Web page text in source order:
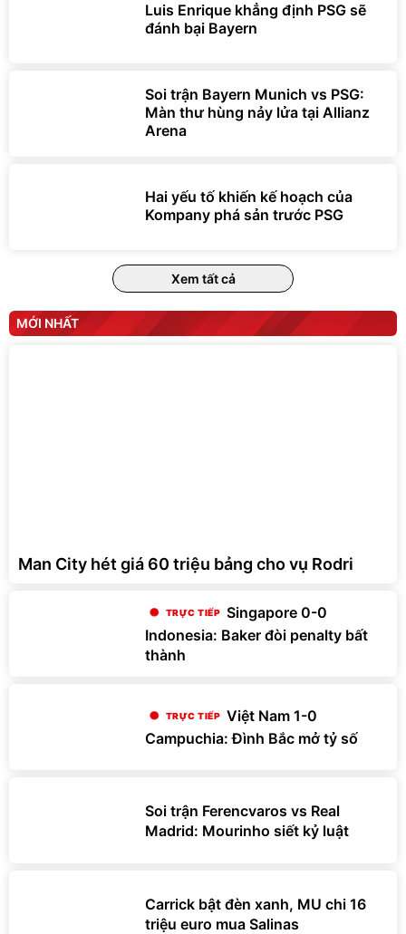
Luis Enrique khẳng định PSG sẽ
đánh bại Bayern
Soi trận Bayern Munich vs PSG:
Màn thư hùng nảy lửa tại Allianz
Arena
Hai yếu tố khiến kế hoạch của
Kompany phá sản trước PSG
Xem tất cả
MỚI NHẤT
Man City hét giá 60 triệu bảng cho vụ Rodri
Singapore 0-0
Indonesia: Baker đòi penalty bất
thành
Việt Nam 1-0
Campuchia: Đình Bắc mở tỷ số
Soi trận Ferencvaros vs Real
Madrid: Mourinho siết kỷ luật
Carrick bật đèn xanh, MU chi 16
triệu euro mua Salinas